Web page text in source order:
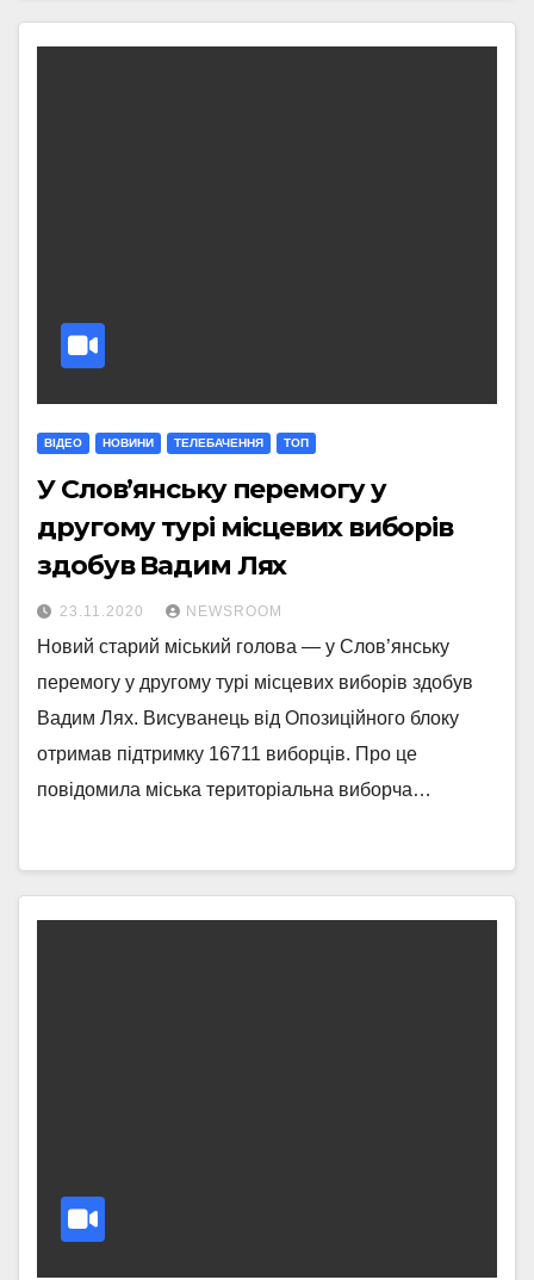
ВІДЕО НОВИНИ ТЕЛЕБАЧЕННЯ ТОП
У Слов’янську перемогу у
другому турі місцевих виборів
здобув Вадим Лях
23.11.2020 NEWSROOM
Новий старий міський голова — у Слов’янську
перемогу у другому турі місцевих виборів здобув
Вадим Лях. Висуванець від Опозиційного блоку
отримав підтримку 16711 виборців. Про це
повідомила міська територіальна виборча…